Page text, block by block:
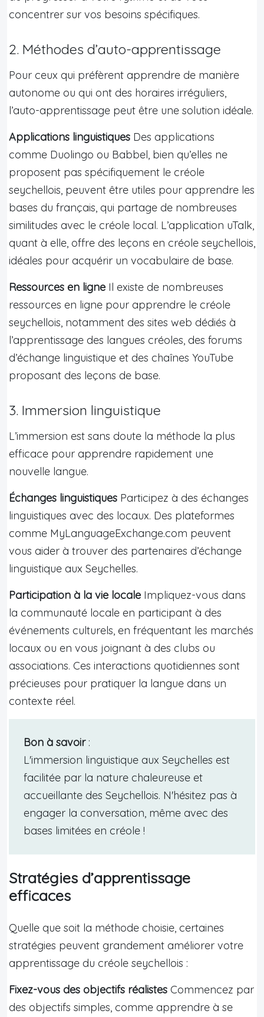
concentrer sur vos besoins spécifiques.
2. Méthodes d’auto-apprentissage
Pour ceux qui préfèrent apprendre de manière
autonome ou qui ont des horaires irréguliers,
l’auto-apprentissage peut être une solution idéale.
Applications linguistiques Des applications
comme Duolingo ou Babbel, bien qu’elles ne
proposent pas spécifiquement le créole
seychellois, peuvent être utiles pour apprendre les
bases du français, qui partage de nombreuses
similitudes avec le créole local. L’application uTalk,
quant à elle, offre des leçons en créole seychellois,
idéales pour acquérir un vocabulaire de base.
Ressources en ligne Il existe de nombreuses
ressources en ligne pour apprendre le créole
seychellois, notamment des sites web dédiés à
l’apprentissage des langues créoles, des forums
d’échange linguistique et des chaînes YouTube
proposant des leçons de base.
3. Immersion linguistique
L’immersion est sans doute la méthode la plus
efficace pour apprendre rapidement une
nouvelle langue.
Échanges linguistiques Participez à des échanges
linguistiques avec des locaux. Des plateformes
comme MyLanguageExchange.com peuvent
vous aider à trouver des partenaires d’échange
linguistique aux Seychelles.
Participation à la vie locale Impliquez-vous dans
la communauté locale en participant à des
événements culturels, en fréquentant les marchés
locaux ou en vous joignant à des clubs ou
associations. Ces interactions quotidiennes sont
précieuses pour pratiquer la langue dans un
contexte réel.
Bon à savoir:
L'immersion linguistique aux Seychelles est
facilitée par la nature chaleureuse et
accueillante des Seychellois. N'hésitez pas à
engager la conversation, même avec des
bases limitées en créole !
Stratégies d’apprentissage
efficaces
Quelle que soit la méthode choisie, certaines
stratégies peuvent grandement améliorer votre
apprentissage du créole seychellois :
Fixez-vous des objectifs réalistes Commencez par
des objectifs simples, comme apprendre à se